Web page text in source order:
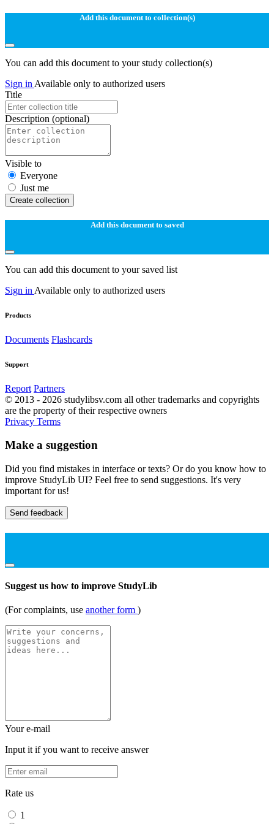
Add this document to collection(s)
You can add this document to your study collection(s)
Sign in Available only to authorized users
Title
Description (optional)
Visible to
Everyone
Just me
Create collection
Add this document to saved
You can add this document to your saved list
Sign in Available only to authorized users
Products
Documents Flashcards
Support
Report Partners
© 2013 - 2026 studylibsv.com all other trademarks and copyrights
are the property of their respective owners
Privacy Terms
Make a suggestion
Did you find mistakes in interface or texts? Or do you know how to
improve StudyLib UI? Feel free to send suggestions. It's very
important for us!
Send feedback
Suggest us how to improve StudyLib
(For complaints, use another form )
Your e-mail
Input it if you want to receive answer
Rate us
1